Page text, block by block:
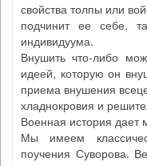
свойства толпы или
подчинит ее себе,
индивидуума.
Внушить что-либо
идеей, которую он
приема внушения
хладнокровия и
Военная история дает
Мы имеем
поучения Суворова.